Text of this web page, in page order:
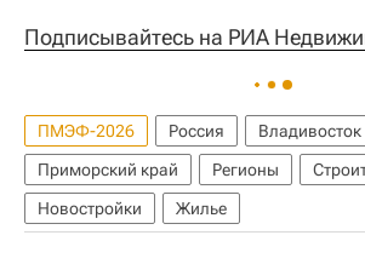
Подписывайтесь на РИА
ПМЭФ-2026 Россия
Владивосток
Приморский край
Регионы
Новостройки
Жилье